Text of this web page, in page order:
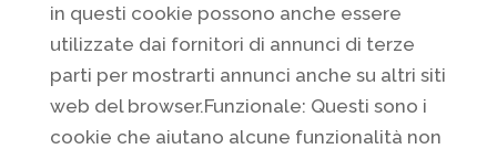
in questi cookie possono anche essere
utilizzate dai fornitori di annunci di terze
parti per mostrarti annunci anche su altri siti
web del browser.Funzionale: Questi sono i
cookie che aiutano alcune funzionalità non